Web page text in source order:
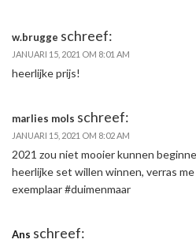
w.brugge schreef:
JANUARI 15, 2021 OM 8:01 AM
heerlijke prijs!
marlies mols schreef:
JANUARI 15, 2021 OM 8:02 AM
2021 zou niet mooier kunnen
heerlijke set willen winnen, verras
exemplaar #duimenmaar
Ans schreef: